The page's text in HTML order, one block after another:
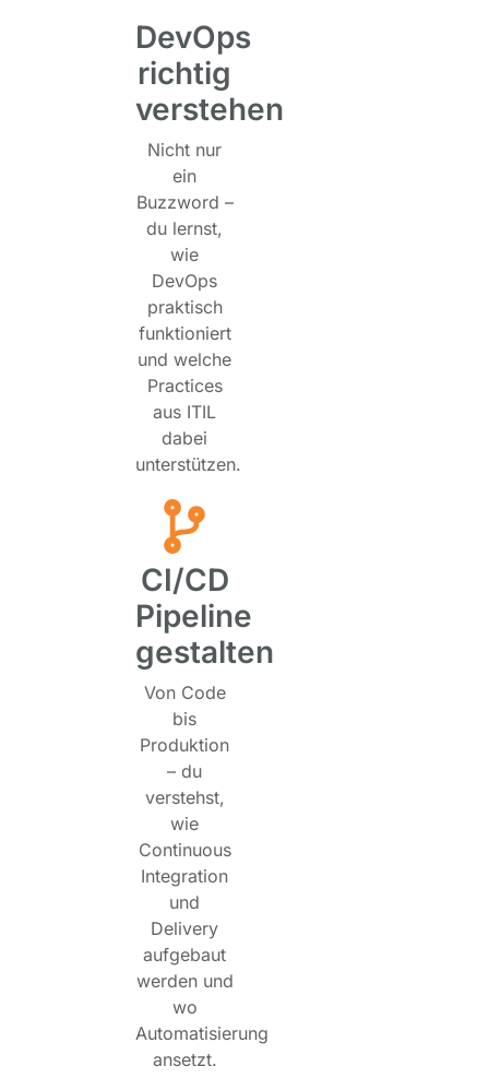
DevOps
richtig
verstehen
Nicht nur
ein
Buzzword –
du lernst,
wie
DevOps
praktisch
funktioniert
und welche
Practices
aus ITIL
dabei
unterstützen.
CI/CD
Pipeline
gestalten
Von Code
bis
Produktion
– du
verstehst,
wie
Continuous
Integration
und
Delivery
aufgebaut
werden und
wo
Automatisierung
ansetzt.